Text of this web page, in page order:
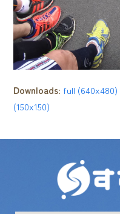
Downloads:full (640x480)
(150x150)